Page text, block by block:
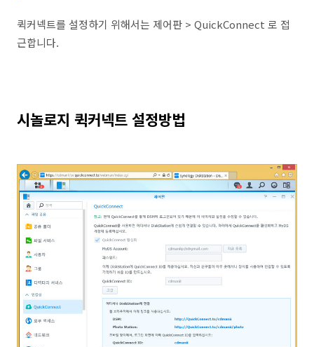
퀵커넥트를 설정하기 위해서는 제어판 > QuickConnect 로 접
근합니다.
시놀로지 퀵커넥트 설정방법